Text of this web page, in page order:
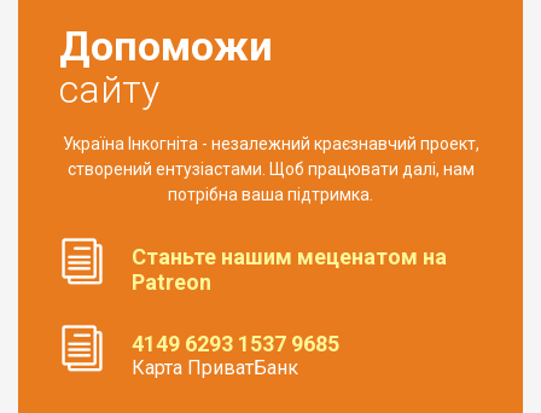
Допоможи
сайту
Україна Інкогніта - незалежний краєзнавчий проект,
створений ентузіастами. Щоб працювати далі, нам
потрібна ваша підтримка.
Станьте нашим меценатом на
Patreon
4149 6293 1537 9685
Карта ПриватБанк